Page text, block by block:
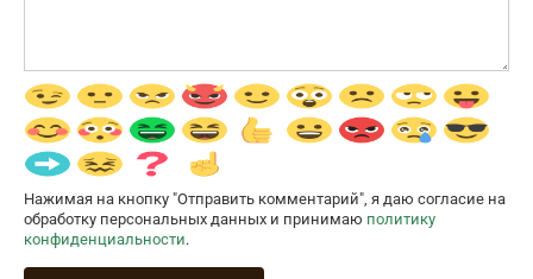
Нажимая на кнопку "Отправить комментарий", я даю согласие на
обработку персональных данных и принимаю политику
конфиденциальности.